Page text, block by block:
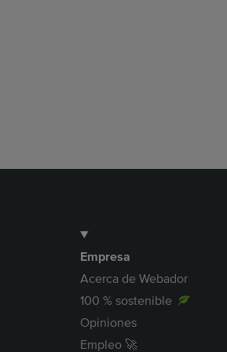
Empresa
Acerca de Webador
100 % sostenible
Opiniones
Empleo 🚀